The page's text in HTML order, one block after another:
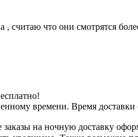
, считаю что они смотрятся
времени. Время доставки
заказы на ночную доставку